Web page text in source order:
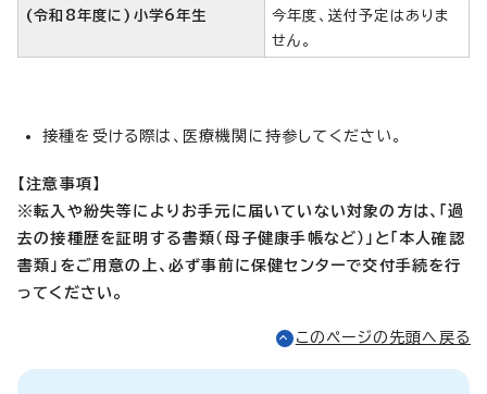
(令和8年度に)小学6年生
今年度、送付予定はありま
せん。
接種を受ける際は、医療機関に持参してください。
【注意事項】
※転入や紛失等によりお手元に届いていない対象の方は、「過
去の接種歴を証明する書類（母子健康手帳など）」と「本人確認
書類」をご用意の上、必ず事前に保健センターで交付手続を行
ってください。
このページの先頭へ戻る